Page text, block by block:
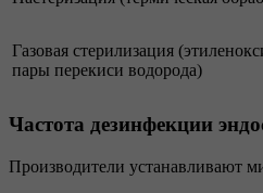
Газовая стерилизация
пары перекиси водорода)
Частота дезинфекции
Производители устанавливают